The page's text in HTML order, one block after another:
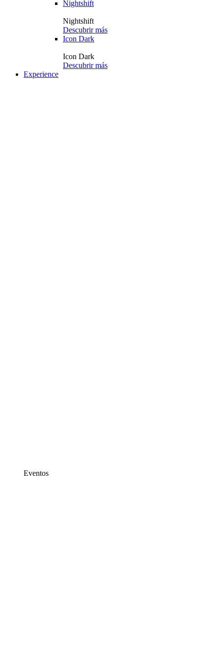
Nightshift
Nightshift
Descubrir más
Icon Dark
Icon Dark
Descubrir más
Experience
Eventos